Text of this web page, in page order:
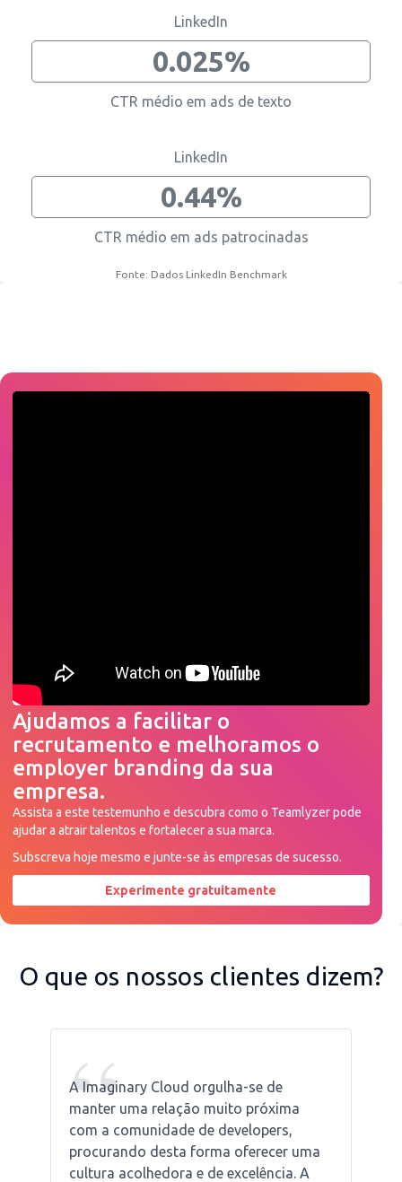
Peça uma demonstração agora
LinkedIn
0.025%
CTR médio em ads de texto
LinkedIn
0.44%
CTR médio em ads patrocinadas
Fonte: Dados LinkedIn Benchmark
Ajudamos a facilitar o
recrutamento e melhoramos o
employer branding da sua
empresa.
Assista a este testemunho e descubra como o Teamlyzer pode
ajudar a atrair talentos e fortalecer a sua marca.
Subscreva hoje mesmo e junte-se às empresas de sucesso.
Experimente gratuitamente
O que os nossos clientes dizem?
“
A Imaginary Cloud orgulha-se de
manter uma relação muito próxima
com a comunidade de developers,
procurando desta forma oferecer uma
cultura acolhedora e de excelência. A